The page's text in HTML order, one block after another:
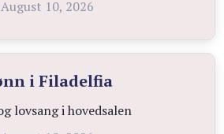
August 10, 2026
i Filadelfia
lovsang i hovedsalen